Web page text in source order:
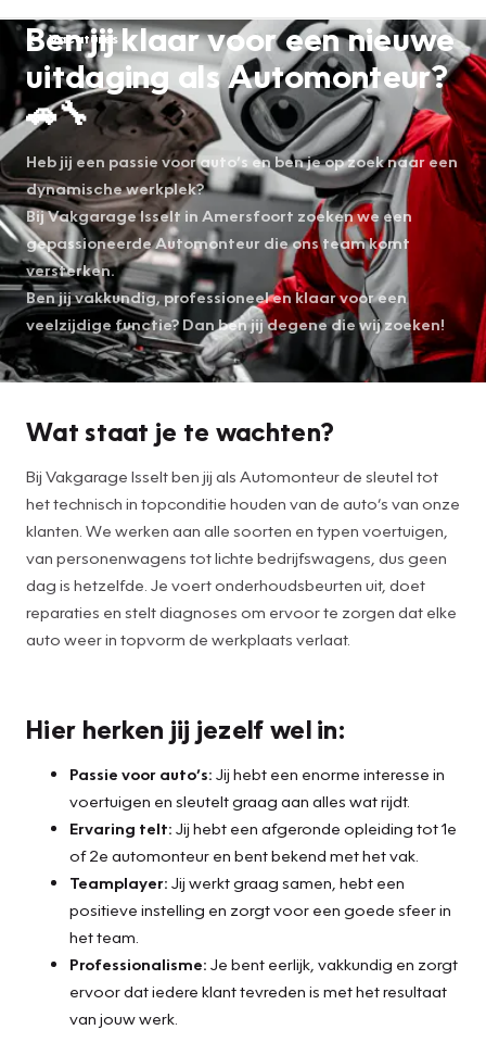
Vacatures
Ben jij klaar voor een nieuwe
uitdaging als Automonteur?
🚗🔧
Heb jij een passie voor auto’s en ben je op zoek naar een
dynamische werkplek?
Bij Vakgarage Isselt in Amersfoort zoeken we een
gepassioneerde Automonteur die ons team komt
versterken.
Ben jij vakkundig, professioneel en klaar voor een
veelzijdige functie? Dan ben jij degene die wij zoeken!
Wat staat je te wachten?
Bij Vakgarage Isselt ben jij als Automonteur de sleutel tot
het technisch in topconditie houden van de auto’s van onze
klanten. We werken aan alle soorten en typen voertuigen,
van personenwagens tot lichte bedrijfswagens, dus geen
dag is hetzelfde. Je voert onderhoudsbeurten uit, doet
reparaties en stelt diagnoses om ervoor te zorgen dat elke
auto weer in topvorm de werkplaats verlaat.
Hier herken jij jezelf wel in:
Passie voor auto’s: Jij hebt een enorme interesse in
voertuigen en sleutelt graag aan alles wat rijdt.
Ervaring telt: Jij hebt een afgeronde opleiding tot 1e
of 2e automonteur en bent bekend met het vak.
Teamplayer: Jij werkt graag samen, hebt een
positieve instelling en zorgt voor een goede sfeer in
het team.
Professionalisme: Je bent eerlijk, vakkundig en zorgt
ervoor dat iedere klant tevreden is met het resultaat
van jouw werk.